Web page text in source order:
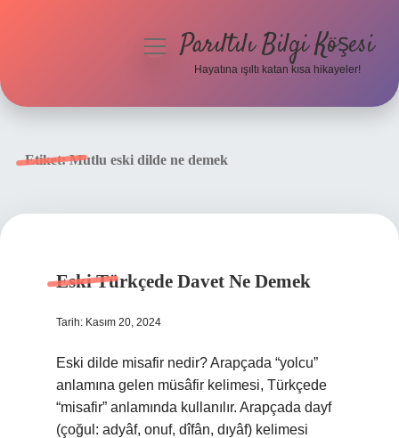
menüyüParıltılı Bilgi Köşesi
Hayatına ışıltı katan kısa hikayeler!
Etiket:Mutlu eski dilde ne demek
Eski Türkçede Davet Ne Demek
Tarih: Kasım 20, 2024
Eski dilde misafir nedir? Arapçada “yolcu”
anlamına gelen müsâfir kelimesi, Türkçede
“misafir” anlamında kullanılır. Arapçada dayf
(çoğul: adyâf, onuf, dîfân, dıyâf) kelimesi